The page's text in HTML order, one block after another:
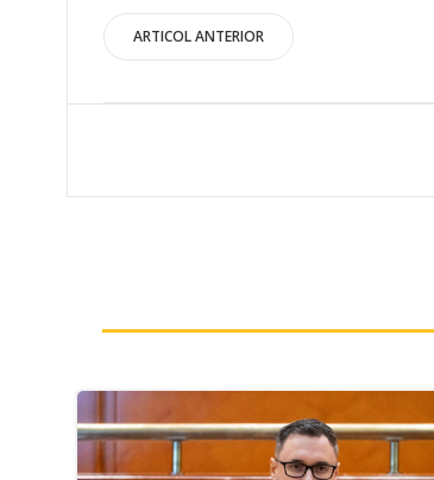
Post
navigation
ARTICOL ANTERIOR